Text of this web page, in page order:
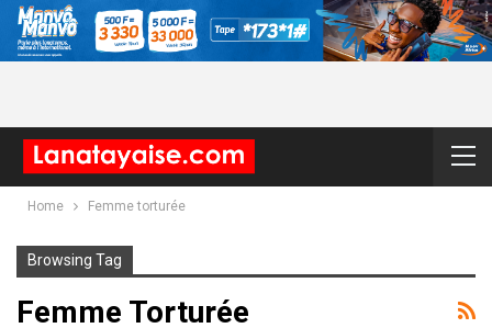
Home Femme torturée
Browsing Tag
Femme Torturée